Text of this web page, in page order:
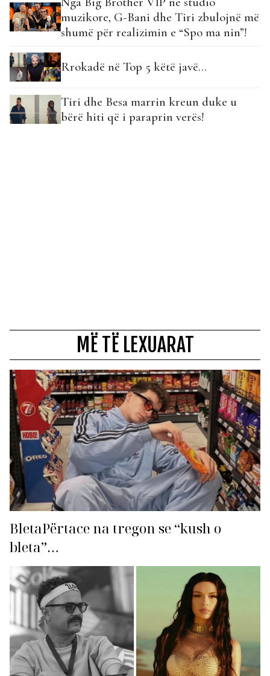
muzikore, G-Bani dhe Tiri zbulojnë më
shumë për realizimin e “Spo ma nin”!
Rrokadë në Top 5 këtë javë…
Tiri dhe Besa marrin kreun duke u
bërë hiti që i paraprin verës!
MË TË LEXUARAT
BletaPërtace na tregon se “kush o
bleta”…